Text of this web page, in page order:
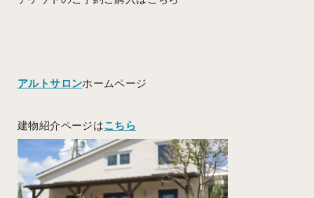
アルトサロンホームページ
建物紹介ページはこちら